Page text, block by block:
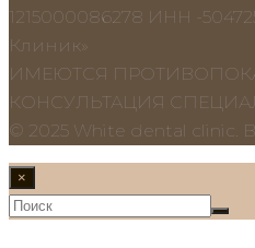
1215000086278 ИНН -
Клиник»
ИМЕЮТСЯ
КОНСУЛЬТАЦИЯ
© 2025 White dental clinic.
×